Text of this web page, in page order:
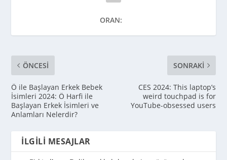
ORAN:
ÖNCESI
Ö ile Başlayan Erkek Bebek
İsimleri 2024: Ö Harfi ile
Başlayan Erkek İsimleri ve
Anlamları Nelerdir?
SONRAKI
CES 2024: This laptop’s
weird touchpad is for
YouTube-obsessed users
İLGILI MESAJLAR